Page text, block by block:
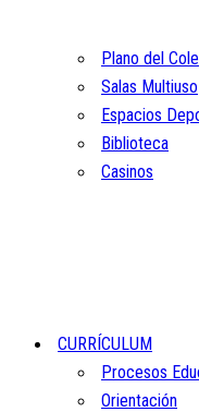
Plano del
Salas Multiuso
Espacios
Biblioteca
Casinos
CURRÍCULUM
Procesos
Orientación